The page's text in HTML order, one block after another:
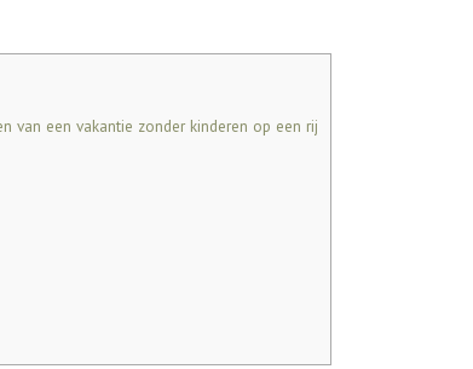
van een vakantie zonder kinderen op een rij